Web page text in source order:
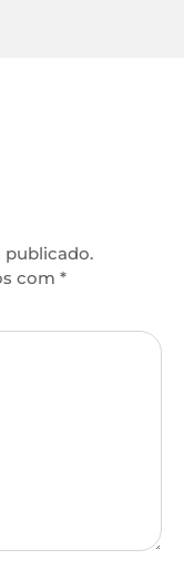
publicado.
com *